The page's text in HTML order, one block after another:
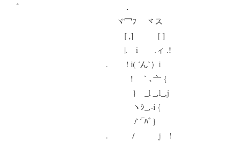
ﾟ ．
ヾ冖ﾌ ヾス
[ ,] [ ]
|. i .ィ .!
. ! i( ´ん`）i
! ｀､亠 {
} _l _,l_,j
ヽｼ_,-i {
/`´‾ﾊﾞ}
. / j !